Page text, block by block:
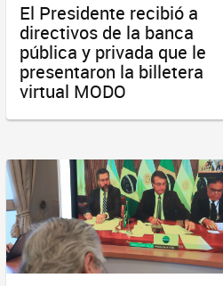
El Presidente recibió a
directivos de la banca
pública y privada que le
presentaron la billetera
virtual MODO